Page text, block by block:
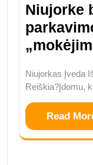
Niujorke
Niujorkas Įveda
Reiškia?Įdomu,
Read